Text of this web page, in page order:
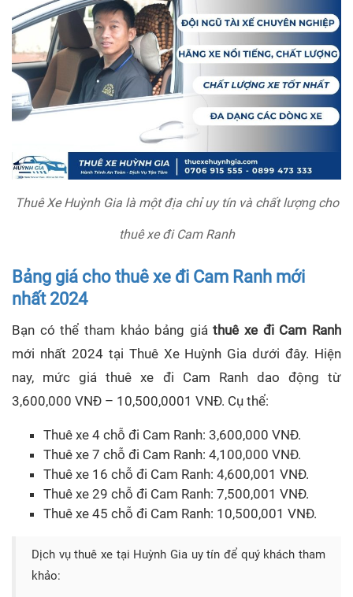
Thuê Xe Huỳnh Gia là một địa chỉ uy tín và chất lượng cho
thuê xe đi Cam Ranh
Bảng giá cho thuê xe đi Cam Ranh mới
nhất 2024
Bạn có thể tham khảo bảng giáthuê xe đi Cam Ranh
mới nhất 2024 tại Thuê Xe Huỳnh Gia dưới đây. Hiện
nay, mức giá thuê xe đi Cam Ranh dao động từ
3,600,000 VNĐ – 10,500,0001 VNĐ. Cụ thể:
Thuê xe 4 chỗ đi Cam Ranh: 3,600,000 VNĐ.
Thuê xe 7 chỗ đi Cam Ranh: 4,100,000 VNĐ.
Thuê xe 16 chỗ đi Cam Ranh: 4,600,001 VNĐ.
Thuê xe 29 chỗ đi Cam Ranh: 7,500,001 VNĐ.
Thuê xe 45 chỗ đi Cam Ranh: 10,500,001 VNĐ.
Dịch vụ thuê xe tại Huỳnh Gia uy tín để quý khách tham
khảo: